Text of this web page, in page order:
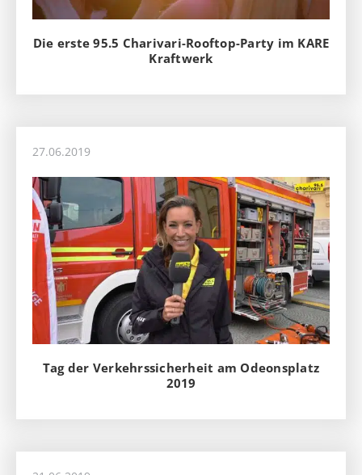
Die erste 95.5 Charivari-Rooftop-Party im KARE
Kraftwerk
27.06.2019
Tag der Verkehrssicherheit am Odeonsplatz
2019